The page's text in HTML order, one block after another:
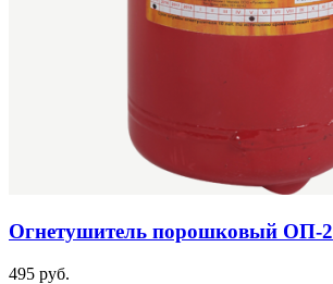
Огнетушитель порошковый ОП-2
495 руб.